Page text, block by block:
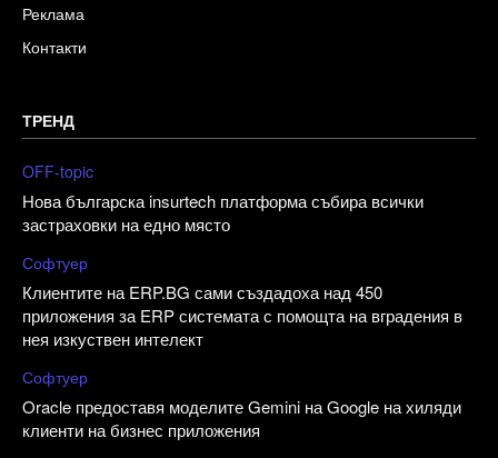
Реклама
Контакти
ТРЕНД
OFF-topic
Нова българска insurtech платформа събира всички
застраховки на едно място
Софтуер
Клиентите на ERP.BG сами създадоха над 450
приложения за ERP системата с помощта на вградения в
нея изкуствен интелект
Софтуер
Oracle предоставя моделите Gemini на Google на хиляди
клиенти на бизнес приложения